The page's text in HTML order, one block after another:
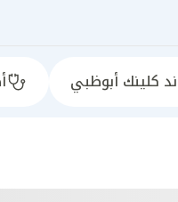
كلينك أبوظبي